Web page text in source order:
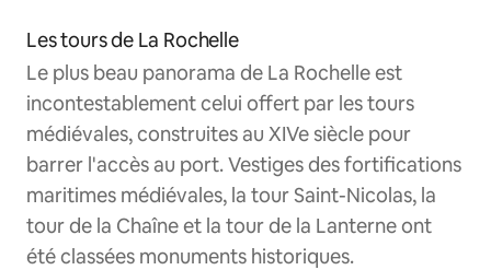
Les tours de La Rochelle
Le plus beau panorama de La Rochelle est
incontestablement celui offert par les tours
médiévales, construites au XIVe siècle pour
barrer l'accès au port. Vestiges des fortifications
maritimes médiévales, la tour Saint-Nicolas, la
tour de la Chaîne et la tour de la Lanterne ont
été classées monuments historiques.